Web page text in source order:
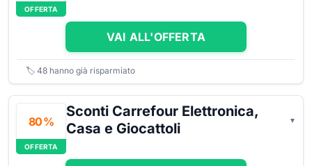
OFFERTA
VAI ALL'OFFERTA
🏷️ 48 hanno già risparmiato
80 %
OFFERTA
Sconti Carrefour Elettronica,
Casa e Giocattoli